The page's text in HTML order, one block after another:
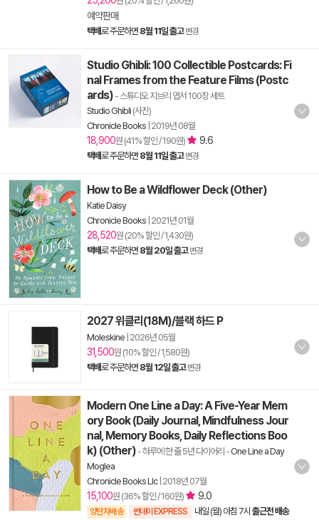
예약판매
택배로 주문하면 8월 11일 출고 변경
Studio Ghibli: 100 Collectible Postcards: Fi
nal Frames from the Feature Films (Postc
ards) - 스튜디오 지브리 엽서 100장 세트
Studio Ghibli (사진)
Chronicle Books 2019년 08월
18,900원 (41% 할인 / 190원) 9.6
택배로 주문하면 8월 11일 출고 변경
How to Be a Wildflower Deck (Other)
Katie Daisy
Chronicle Books 2021년 01월
28,520원 (20% 할인 / 1,430원)
택배로 주문하면 8월 20일 출고 변경
2027 위클리(18M)/블랙 하드 P
Moleskine 2026년 05월
31,500원 (10% 할인 / 1,580원)
택배로 주문하면 8월 12일 출고 변경
Modern One Line a Day: A Five-Year Mem
ory Book (Daily Journal, Mindfulness Jour
nal, Memory Books, Daily Reflections Boo
k) (Other) - 하루에 한 줄 5년 다이어리 -One Line a Day
Moglea
Chronicle Books Llc| 2018년 07월
15,100원 (36% 할인 / 160원) 9.0
양탄자배송 썬데이 EXPRESS 내일 (월) 아침 7시 출근전 배송